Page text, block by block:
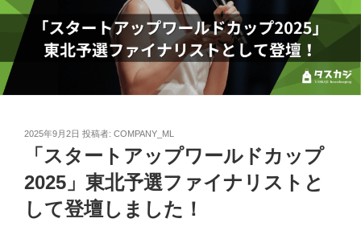
投
2025年9月2日 投稿者: COMPANY_ML
「スタートアップワールドカップ
2025」東北予選ファイナリストと
して登壇しました！